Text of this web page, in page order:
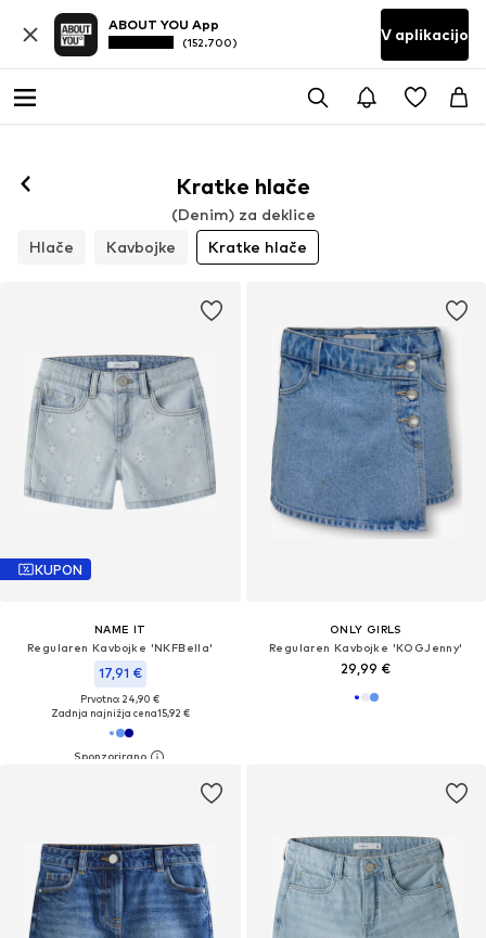
ABOUT YOU App
(152.700) V aplikacijo
Kratke hlače
(Denim) za deklice
Hlače
Kavbojke Kratke hlače
KUPON
NAME IT
Regularen Kavbojke 'NKFBella'
17,91 €
Prvotno: 24,90 €
Zadnja najnižja cena15,92 €
ONLY GIRLS
Regularen Kavbojke 'KOGJenny'
29,99 €